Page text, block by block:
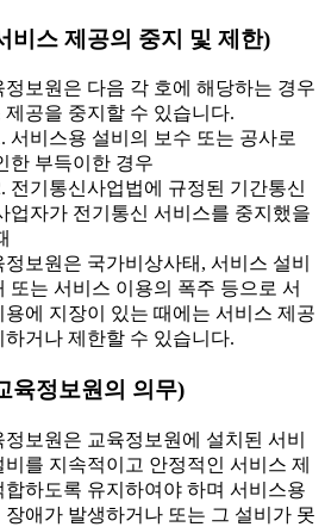
비스 제공의 중지 및 제한)
보원은 다음 각 호에 해당하는 경우
제공을 중지할 수 있습니다.
서비스용 설비의 보수 또는 공사로
한 부득이한 경우
전기통신사업법에 규정된 기간통신
업자가 전기통신 서비스를 중지했을
보원은 국가비상사태, 서비스 설비
또는 서비스 이용의 폭주 등으로 서
용에 지장이 있는 때에는 서비스 제공
하거나 제한할 수 있습니다.
육정보원의 의무)
보원은 교육정보원에 설치된 서비
비를 지속적이고 안정적인 서비스 제
합하도록 유지하여야 하며 서비스용
장애가 발생하거나 또는 그 설비가 못